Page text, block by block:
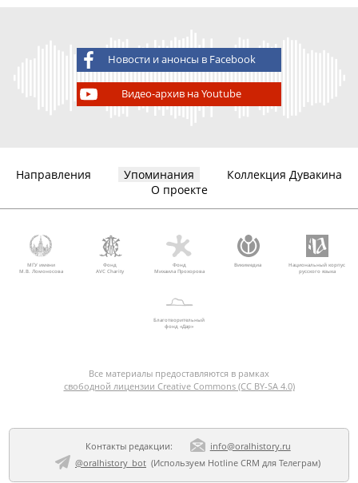
Новости и анонсы в Facebook
Видео-архив на Youtube
Направления Упоминания
Коллекция Дувакина
О проекте
МГУ имени
М.В. Ломоносова
Фонд
AVC Charity
Фонд
Михаила Прохорова
Викимедиа
Национальный корпус
русского языка
Благотворительный
фонд «Дар»
Все материалы предоставляются в рамках
свободной лицензии Creative Commons (CC BY-SA 4.0)
Контакты редакции:
info@oralhistory.ru
@oralhistory_bot(Используем Hotline CRM для Телеграм)